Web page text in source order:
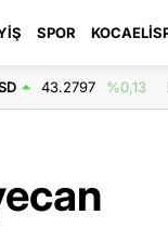
SPOR
43.2797 %0,13